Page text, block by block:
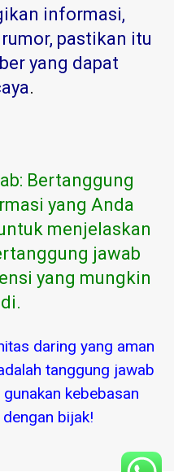
informasi,
pastikan itu
yang dapat
.
Bertanggung
yang Anda
menjelaskan
jawab
yang mungkin
daring yang aman
tanggung jawab
kebebasan
bijak!